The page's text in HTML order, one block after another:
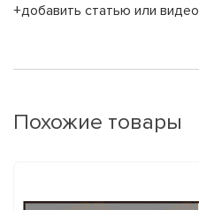
+добавить статью или видео
Похожие товары